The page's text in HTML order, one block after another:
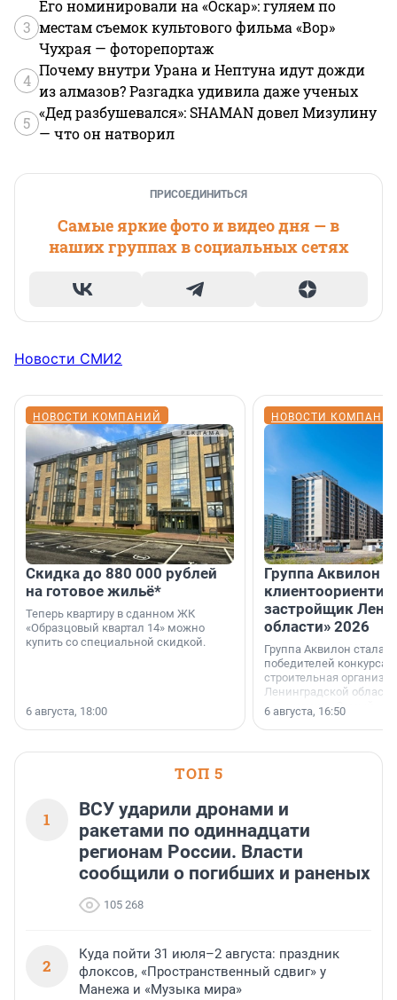
3
Его номинировали на «Оскар»: гуляем по
местам съемок культового фильма «Вор»
Чухрая — фоторепортаж
4
Почему внутри Урана и Нептуна идут дожди
из алмазов? Разгадка удивила даже ученых
5
«Дед разбушевался»: SHAMAN довел Мизулину
— что он натворил
ПРИСОЕДИНИТЬСЯ
Самые яркие фото и видео дня — в
наших группах в социальных сетях
Новости СМИ2
НОВОСТИ КОМПАНИЙ
Скидка до 880 000 рублей
на готовое жильё*
Теперь квартиру в сданном ЖК
«Образцовый квартал 14» можно
купить со специальной скидкой.
6 августа, 18:00
НОВОСТИ
Группа Аквилон
застройщик
области» 2026
Группа Аквилон стала
победителей конкурса
строительная
Ленинградской области
номинации «Самый
застройщик
области».
6 августа, 16:50
ТОП 5
1
ВСУ ударили дронами и
ракетами по одиннадцати
регионам России. Власти
сообщили о погибших и раненых
105 268
2
Куда пойти 31 июля–2 августа: праздник
флоксов, «Пространственный сдвиг» у
Манежа и «Музыка мира»